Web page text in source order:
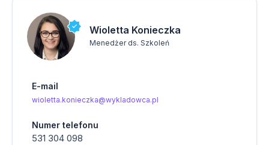
Wioletta Konieczka
Menedżer ds. Szkoleń
E-mail
wioletta.konieczka@wykladowca.pl
Numer telefonu
531 304 098